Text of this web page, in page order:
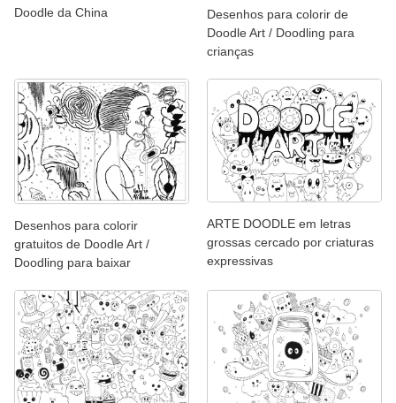
Doodle da China
Desenhos para colorir de
Doodle Art / Doodling para
crianças
Desenhos para colorir
gratuitos de Doodle Art /
Doodling para baixar
ARTE DOODLE em letras
grossas cercado por criaturas
expressivas